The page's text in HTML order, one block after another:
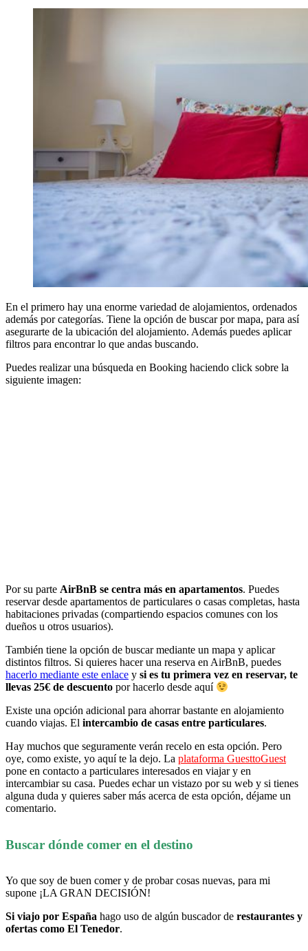
En el primero hay una enorme variedad de alojamientos, ordenados
además por categorías. Tiene la opción de buscar por mapa, para así
asegurarte de la ubicación del alojamiento. Además puedes aplicar
filtros para encontrar lo que andas buscando.
Puedes realizar una búsqueda en Booking haciendo click sobre la
siguiente imagen:
Por su parte AirBnB se centra más en apartamentos. Puedes
reservar desde apartamentos de particulares o casas completas, hasta
habitaciones privadas (compartiendo espacios comunes con los
dueños u otros usuarios).
También tiene la opción de buscar mediante un mapa y aplicar
distintos filtros. Si quieres hacer una reserva en AirBnB, puedes
hacerlo mediante este enlace y si es tu primera vez en reservar, te
llevas 25€ de descuento por hacerlo desde aquí
Existe una opción adicional para ahorrar bastante en alojamiento
cuando viajas. El intercambio de casas entre particulares.
Hay muchos que seguramente verán recelo en esta opción. Pero
oye, como existe, yo aquí te la dejo. La plataforma GuesttoGuest
pone en contacto a particulares interesados en viajar y en
intercambiar su casa. Puedes echar un vistazo por su web y si tienes
alguna duda y quieres saber más acerca de esta opción, déjame un
comentario.
Buscar dónde comer en el destino
Yo que soy de buen comer y de probar cosas nuevas, para mi
supone ¡LA GRAN DECISIÓN!
Si viajo por España hago uso de algún buscador de restaurantes y
ofertas como El Tenedor.